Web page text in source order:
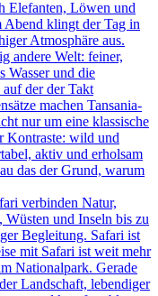
Elefanten, Löwen und
klingt der Tag in
Atmosphäre aus.
andere Welt: feiner,
Wasser und die
der der Takt
machen Tansania-
nur um eine klassische
Kontraste: wild und
aktiv und erholsam
das der Grund, warum
verbinden Natur,
und Inseln bis zu
Begleitung. Safari ist
mit Safari ist weit mehr
Nationalpark. Gerade
Landschaft, lebendiger